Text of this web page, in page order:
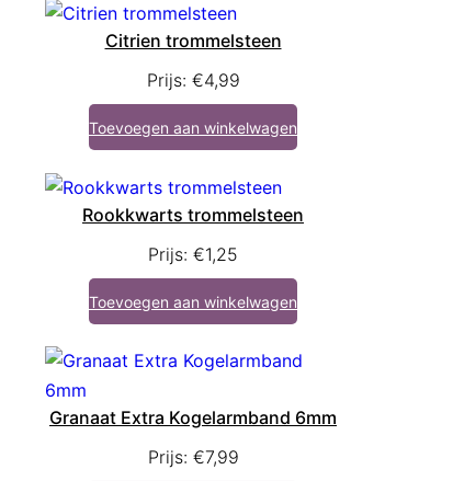
Citrien trommelsteen
Prijs: €4,99
Toevoegen aan winkelwagen
Rookkwarts trommelsteen
Prijs: €1,25
Toevoegen aan winkelwagen
Granaat Extra Kogelarmband 6mm
Prijs: €7,99